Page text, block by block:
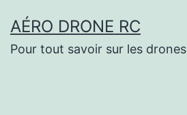
au
contenu
AÉRO DRONE RC
Pour tout savoir sur les drones